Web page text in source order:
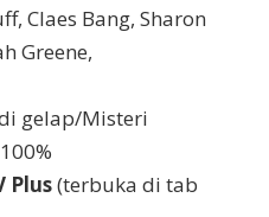
Claes Bang, Sharon
Greene,
gelap/Misteri
100%
Plus(terbuka di tab